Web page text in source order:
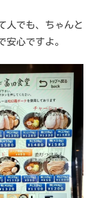
人でも、ちゃんと
安心ですよ。